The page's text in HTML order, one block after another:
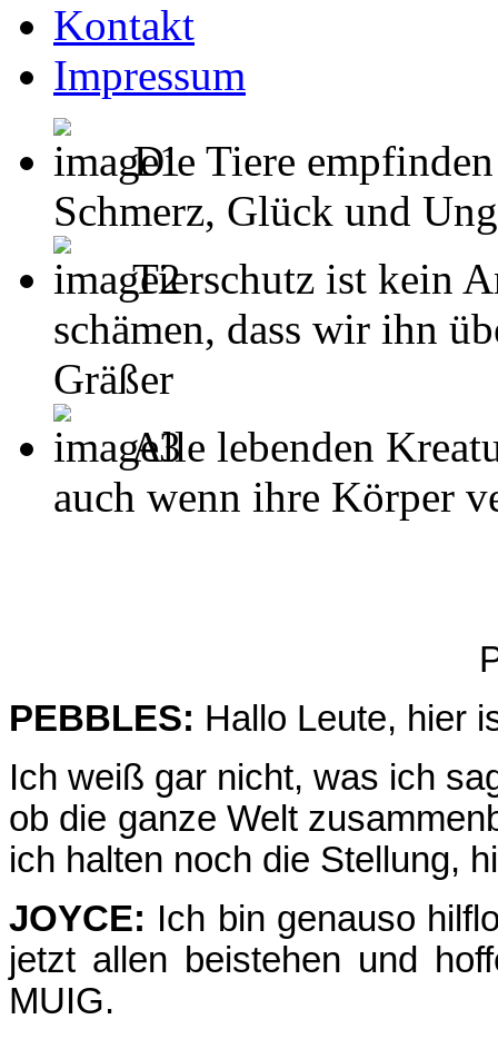
Kontakt
Impressum
Die Tiere
Schmerz, Glück und
Tierschutz ist kein
schämen, dass wir ihn
Gräßer
Alle lebenden
auch wenn ihre Körper
PEBBLES: Hallo Leute, hier
Ich weiß gar nicht, was ich
ob die ganze Welt
ich halten noch die Stellung,
JOYCE: Ich bin genauso
jetzt allen beistehen und
MUIG.